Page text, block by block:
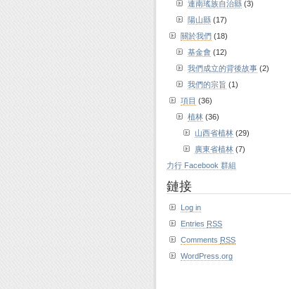
連南瑤族自治縣 (3)
陽山縣 (17)
關於我們 (18)
基金會 (12)
我們成立的背後故事 (2)
我們的宗旨 (1)
項目 (36)
植林 (36)
山西省植林 (29)
廣東省植林 (7)
力行 Facebook 群組
鏈接
Log in
Entries RSS
Comments RSS
WordPress.org